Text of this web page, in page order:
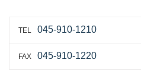
TEL 045-910-1210
FAX 045-910-1220